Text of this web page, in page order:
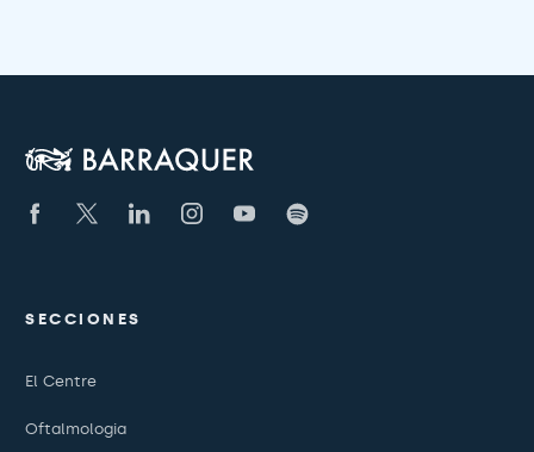
SECCIONES
El Centre
Oftalmologia